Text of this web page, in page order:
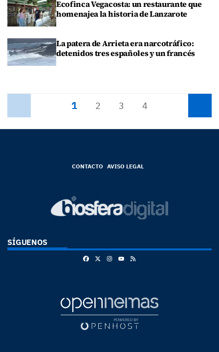
Ecofinca Vegacosta: un restaurante que
homenajea la historia de Lanzarote
La patera de Arrieta era narcotráfico:
detenidos tres españoles y un francés
1 2 3 4
CONTACTO AVISO LEGAL
SÍGUENOS
FacebookInstagram